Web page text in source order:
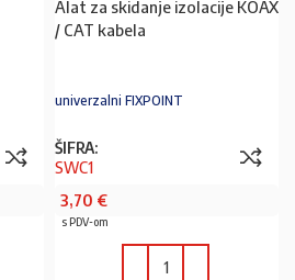
Alat za skidanje izolacije KOAX
/ CAT kabela
univerzalni FIXPOINT
ŠIFRA:
SWC1
3,70 €
s PDV-om